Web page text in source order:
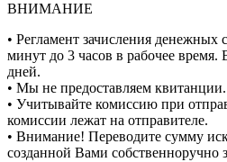
ВНИМАНИЕ
• Регламент зачисления денежных
минут до 3 часов в рабочее время.
дней.
• Мы не предоставляем квитанции.
• Учитывайте комиссию при
комиссии лежат на отправителе.
• Внимание! Переводите сумму
созданной Вами собственноручно